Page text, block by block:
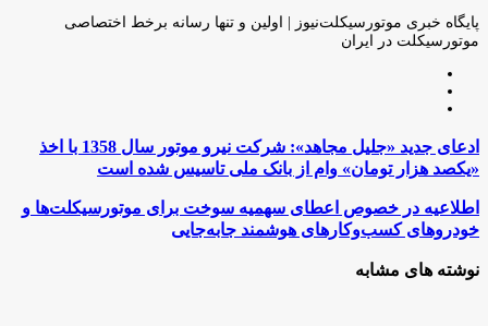
ایمیل
پایگاه خبری موتورسیکلت‌نیوز | اولین و تنها رسانه برخط اختصاصی
موتورسیکلت در ایران
ادعای
جدید
«جلیل
مجاهد»:
شرکت
نیرو
سال
ادعای جدید «جلیل مجاهد»: شرکت نیرو موتور سال 1358 با اخذ
«یکصد هزار تومان» وام از بانک ملی تاسیس شده است
اطلاعیه
در
خصوص
اعطای
سهمیه
اطلاعیه در خصوص اعطای سهمیه سوخت برای موتورسیکلت‌ها و
خودروهای کسب‌وکارهای هوشمند جابه‌جایی
نوشته های مشابه